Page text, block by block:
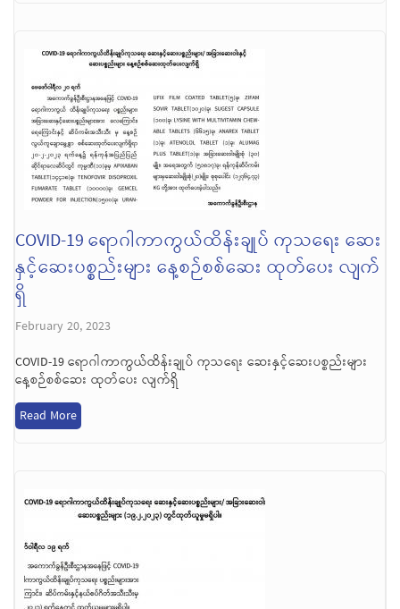
COVID-19 ရောဂါကာကွယ်ထိန်းချုပ် ကုသရေး ဆေး
နှင့်ဆေးပစ္စည်းများ နေ့စဉ်စစ်ဆေး ထုတ်ပေး လျက်
ရှိ
February 20, 2023
COVID-19 ရောဂါကာကွယ်ထိန်းချုပ် ကုသရေး ဆေးနှင့်ဆေးပစ္စည်းများ
နေ့စဉ်စစ်ဆေး ထုတ်ပေး လျက်ရှိ
Read More